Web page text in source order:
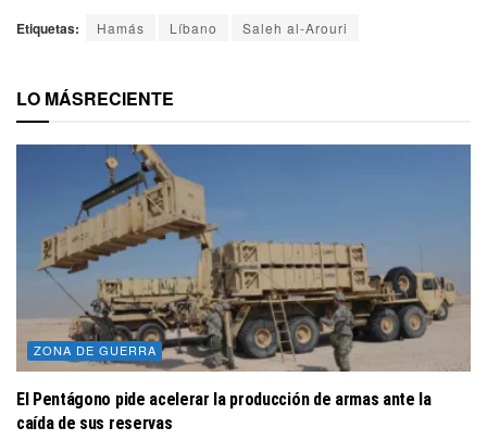
Etiquetas: Hamás Líbano Saleh al-Arouri
LO MÁSRECIENTE
ZONA DE GUERRA
El Pentágono pide acelerar la producción de armas ante la
caída de sus reservas